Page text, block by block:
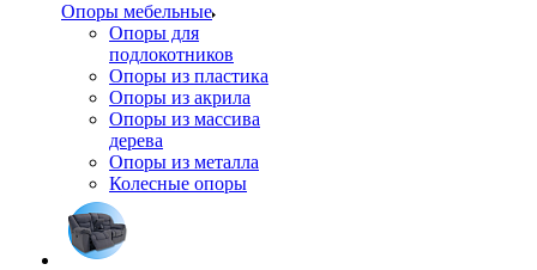
Опоры мебельные
Опоры для
подлокотников
Опоры из пластика
Опоры из акрила
Опоры из массива
дерева
Опоры из металла
Колесные опоры